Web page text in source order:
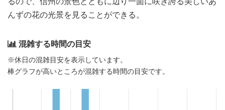
んずの花の光景を見ることができる。
混雑する時間の目安
※休日の混雑目安を表示しています。
棒グラフが高いところが混雑する時間の目安です。